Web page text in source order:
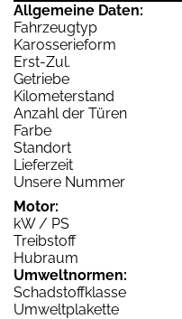
Allgemeine Daten:
Fahrzeugtyp
Karosserieform
Erst-Zul.
Getriebe
Kilometerstand
Anzahl der Türen
Farbe
Standort
Lieferzeit
Unsere Nummer
Motor:
kW / PS
Treibstoff
Hubraum
Umweltnormen:
Schadstoffklasse
Umweltplakette